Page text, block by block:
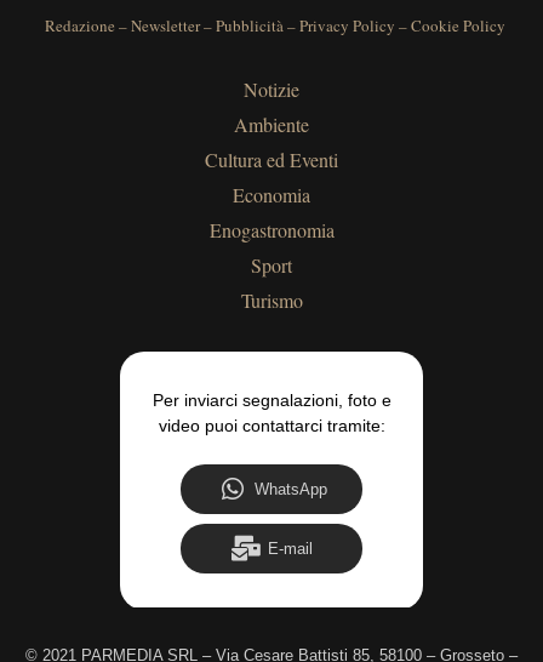
Redazione –Newsletter–Pubblicità–Privacy Policy –Cookie Policy
Notizie
Ambiente
Cultura ed Eventi
Economia
Enogastronomia
Sport
Turismo
Per inviarci segnalazioni, foto e
video puoi contattarci tramite:
WhatsApp
E-mail
© 2021 PARMEDIA SRL – Via Cesare Battisti 85, 58100 – Grosseto –